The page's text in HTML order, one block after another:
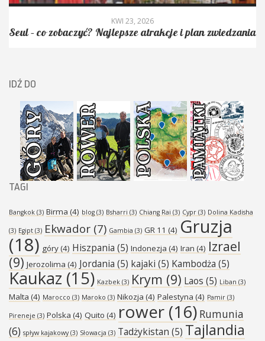
Granica między Koreą Południową i Koreą
IDŹ DO
TAGI
Bangkok (3) Birma (4) blog (3) Bsharri (3) Chiang Rai (3) Cypr (3) Dolina Kadisha
(3) Egipt (3) Ekwador (7) Gambia (3) GR 11 (4) Gruzja
(18) góry(4) Hiszpania (5) Indonezja (4) Iran (4) Izrael
(9) Jerozolima (4) Jordania (5) kajaki (5) Kambodża (5)
Kaukaz (15) Kazbek (3) Krym (9) Laos (5) Liban (3)
Malta (4) Marocco (3) Maroko (3) Nikozja (4) Palestyna (4) Pamir (3)
Pireneje (3) Polska (4) Quito (4) rower (16) Rumunia
(6) spływ kajakowy(3) Słowacja (3) Tadżykistan (5) Tajlandia